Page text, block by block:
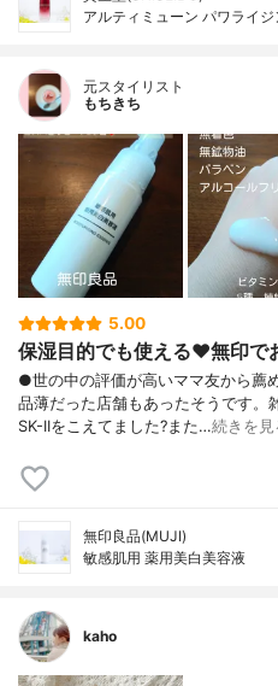
アルティミューン パワライ
元スタイリスト
もちきち
5.00
保湿目的でも使える♥️無印で
●世の中の評価が高いママ友から薦
品薄だった店舗もあったそうです。
SK-IIをこえてました?また…続きを見
無印良品(MUJI)
敏感肌用 薬用美白美容液
kaho